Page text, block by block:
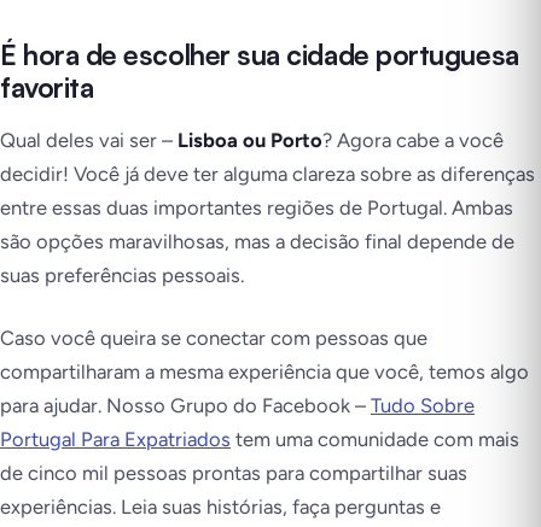
É hora de escolher sua cidade portuguesa
favorita
Qual deles vai ser – Lisboa ou Porto? Agora cabe a você
decidir! Você já deve ter alguma clareza sobre as diferenças
entre essas duas importantes regiões de Portugal. Ambas
são opções maravilhosas, mas a decisão final depende de
suas preferências pessoais.
Caso você queira se conectar com pessoas que
compartilharam a mesma experiência que você, temos algo
para ajudar. Nosso Grupo do Facebook – Tudo Sobre
Portugal Para Expatriados tem uma comunidade com mais
de cinco mil pessoas prontas para compartilhar suas
experiências. Leia suas histórias, faça perguntas e